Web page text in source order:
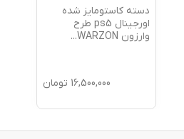
دسته کاستومایز شده
اورجینال ps5 طرح
وارزون WARZON
...
16,500,000 تومان